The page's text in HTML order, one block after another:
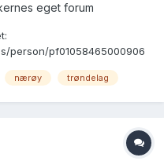
eget forum
person/pf01058465000906
nærøy trøndelag